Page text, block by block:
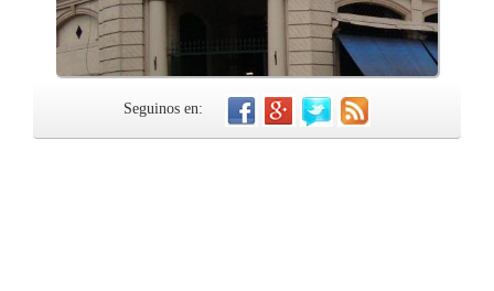
Seguinos en: